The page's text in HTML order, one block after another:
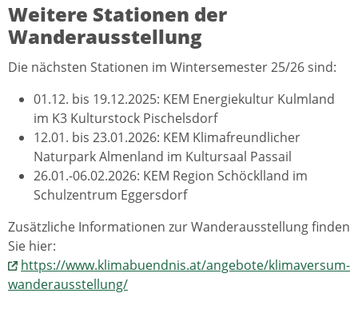
Weitere Stationen der
Wanderausstellung
Die nächsten Stationen im Wintersemester 25/26 sind:
01.12. bis 19.12.2025: KEM Energiekultur Kulmland
im K3 Kulturstock Pischelsdorf
12.01. bis 23.01.2026: KEM Klimafreundlicher
Naturpark Almenland im Kultursaal Passail
26.01.-06.02.2026: KEM Region Schöcklland im
Schulzentrum Eggersdorf
Zusätzliche Informationen zur Wanderausstellung finden
Sie hier:
https://www.klimabuendnis.at/angebote/klimaversum-
wanderausstellung/